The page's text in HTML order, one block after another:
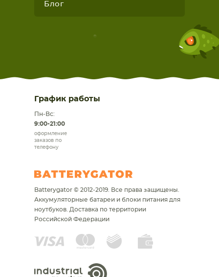
Блог
График работы
Пн-Вс:
9:00-21:00
оформление
заказов по
телефону
Batterygator © 2012-2019. Все права защищены.
Аккумуляторные батареи и блоки питания для
ноутбуков. Доставка по территории
Российской Федерации